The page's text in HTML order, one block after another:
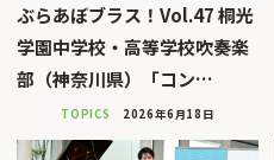
ぶらあぼブラス！Vol.47 桐光
学園中学校・高等学校吹奏楽
部（神奈川県）「コン…
TOPICS 2026年6月18日